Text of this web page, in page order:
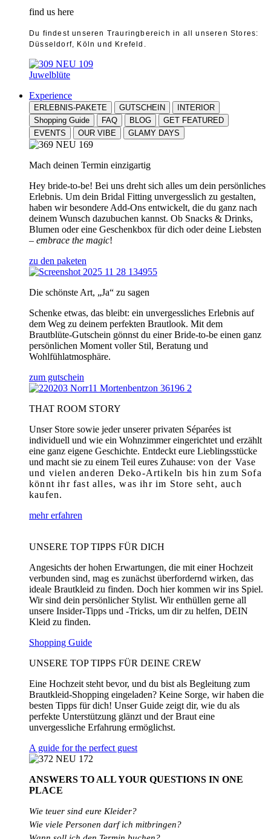
find us here
Du findest unseren Trauringbereich in all unseren Stores:
Düsseldorf, Köln und Krefeld.
Juwelblüte
Experience
ERLEBNIS-PAKETE GUTSCHEIN
INTERIOR
Shopping Guide
FAQ BLOG
GET FEATURED
EVENTS
OUR VIBE GLAMY DAYS
Mach deinen Termin einzigartig
Hey bride-to-be! Bei uns dreht sich alles um dein persönliches
Erlebnis. Um dein Bridal Fitting unvergesslich zu gestalten,
haben wir besondere Add-Ons entwickelt, die du ganz nach
deinem Wunsch dazubuchen kannst. Ob Snacks & Drinks,
Blumen oder eine Geschenkbox für dich oder deine Liebsten
– embrace the magic!
zu den paketen
Die schönste Art, „Ja“ zu sagen
Schenke etwas, das bleibt: ein unvergessliches Erlebnis auf
dem Weg zu deinem perfekten Brautlook. Mit dem
Brautblüte-Gutschein gönnst du einer Bride-to-be einen ganz
persönlichen Moment voller Stil, Beratung und
Wohlfühlatmosphäre.
zum gutschein
THAT ROOM STORY
Unser Store sowie jeder unserer privaten Séparées ist
individuell und wie ein Wohnzimmer eingerichtet und erzählt
eine ganz eigene Geschichte. Entdeckt eure Lieblingsstücke
und macht sie zu einem Teil eures Zuhause: von der Vase
und vielen anderen Deko-Artikeln bis hin zum Sofa
könnt ihr fast alles, was ihr im Store seht, auch
kaufen.
mehr erfahren
UNSERE TOP TIPPS FÜR DICH
Angesichts der hohen Erwartungen, die mit einer Hochzeit
verbunden sind, mag es zunächst überfordernd wirken, das
ideale Brautkleid zu finden. Doch hier kommen wir ins Spiel.
Wir sind dein persönlicher Stylist. Wir enthüllen gerne all
unsere Insider-Tipps und -Tricks, um dir zu helfen, DEIN
Kleid zu finden.
Shopping Guide
UNSERE TOP TIPPS FÜR DEINE CREW
Eine Hochzeit steht bevor, und du bist als Begleitung zum
Brautkleid-Shopping eingeladen? Keine Sorge, wir haben die
besten Tipps für dich! Unser Guide zeigt dir, wie du als
perfekte Unterstützung glänzt und der Braut eine
unvergessliche Erfahrung ermöglichst.
A guide for the perfect guest
ANSWERS TO ALLYOUR QUESTIONS IN ONE
PLACE
Wie teuer sind eure Kleider?
Wie viele Personen darf ich mitbringen?